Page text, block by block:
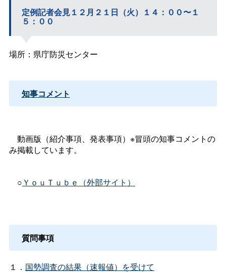
定例記者会見１２月２１日（火）１４：００〜１
５：００
場所：県庁防災センター
知事コメント
動画版（紹介事項、発表事項）※冒頭の知事コメントの
み掲載しています。
○ＹｏｕＴｕｂｅ（外部サイト）
質問事項
１． 国勢調査の結果（速報値）を受けて